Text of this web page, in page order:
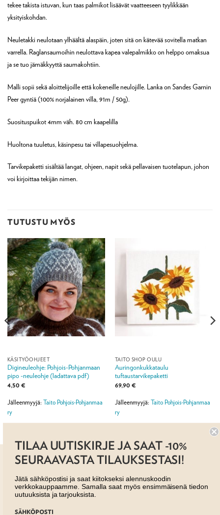
tekee takista istuvan, kun taas palmikot lisäävät vaatteeseen tyylikkään
yksityiskohdan.
Neuletakki neulotaan ylhäältä alaspäin, joten sitä on kätevää sovitella matkan
varrella. Raglansaumoihin neulottava kapea valepalmikko on helppo omaksua
ja se tuo jämäkkyyttä saumakohtiin.
Malli sopii sekä aloittelijoille että kokeneille neulojille. Lanka on Sandes Garnin
Peer gyntiä (100% norjalainen villa, 91m / 50g).
Suosituspuikot 4mm väh. 80 cm kaapelilla
Huoltona tuuletus, käsinpesu tai villapesuohjelma.
Tarvikepaketti sisältää langat, ohjeen, napit sekä pellavaisen tuotelapun, johon
voi kirjoittaa tekijän nimen.
TUTUSTU MYÖS
KÄSITYÖOHJEET
Digineuleohje: Pohjois-Pohjanmaan
pipo -neuleohje (ladattava pdf)
4,50 €
Jälleenmyyjä: Taito Pohjois-Pohjanmaa
ry
TAITO SHOP OULU
Auringonkukkataulu
tuftaustarvikepaketti
69,90 €
Jälleenmyyjä: Taito Pohjois-Pohjanmaa
ry
TILAA UUTISKIRJE JA SAAT -10%
SEURAAVASTA TILAUKSESTASI!
Jätä sähköpostisi ja saat kiitokseksi alennuskoodin
verkkokauppaamme. Samalla saat myös ensimmäisenä tiedon
uutuuksista ja tarjouksista.
SÄHKÖPOSTI